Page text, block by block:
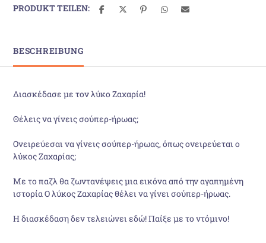
PRODUKT TEILEN:
BESCHREIBUNG
Διασκέδασε με τον λύκο Ζαχαρία!
Θέλεις να γίνεις σούπερ-ήρωας;
Ονειρεύεσαι να γίνεις σούπερ-ήρωας, όπως ονειρεύεται ο
λύκος Ζαχαρίας;
Με το παζλ θα ζωντανέψεις μια εικόνα από την αγαπημένη
ιστορία Ο λύκος Ζαχαρίας θέλει να γίνει σούπερ-ήρωας.
Η διασκέδαση δεν τελειώνει εδώ! Παίξε με το ντόμινο!